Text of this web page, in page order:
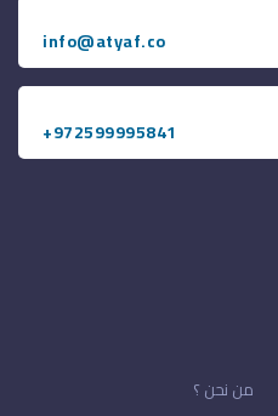
info@atyaf.co
+972599995841
من نحن ؟